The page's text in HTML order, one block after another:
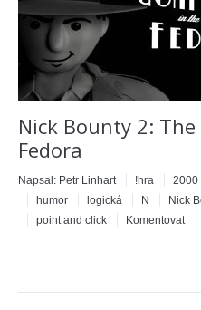
Nick Bounty 2:
Fedora
Napsal: Petr Linhart !hra 2000
humor
logická N
Nick
point and click
Komentovat